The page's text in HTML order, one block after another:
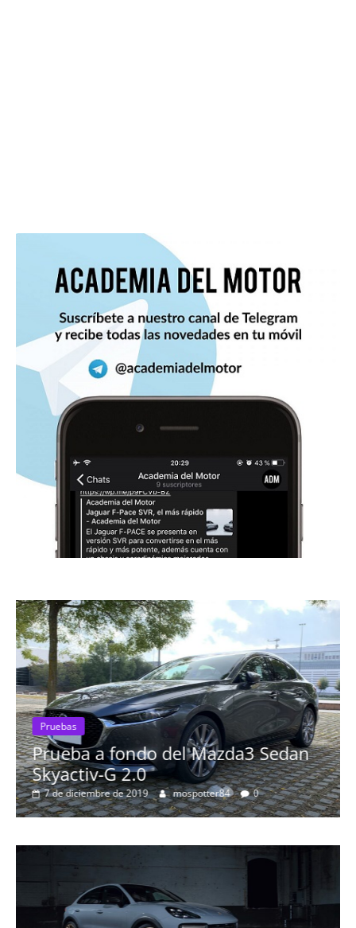
Pruebas
Prueba a fondo del Mazda3 Sedan
Skyactiv-G 2.0
7 de diciembre de 2019 mospotter84 0